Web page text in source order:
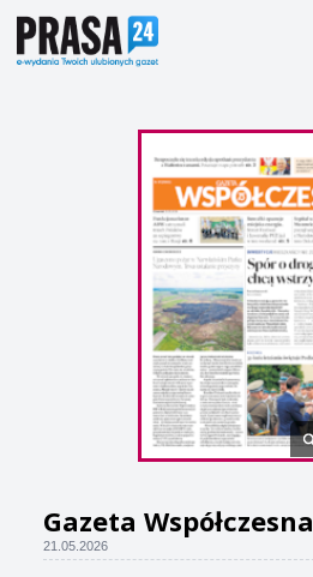
Gazeta Współczesna
21.05.2026